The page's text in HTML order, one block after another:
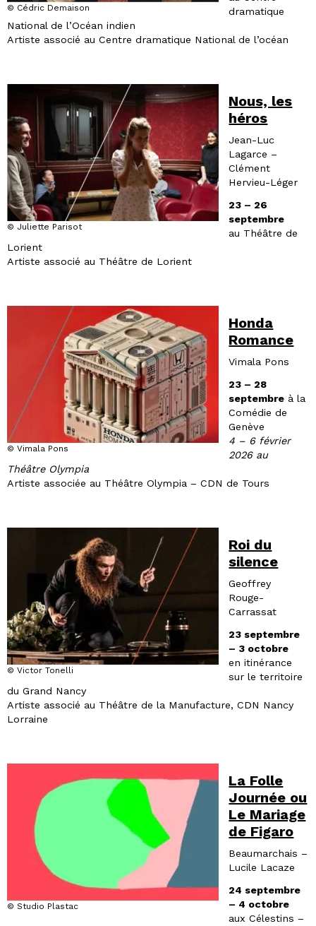
© Cédric Demaison
dramatique
National de l’Océan indien
Artiste associé au Centre dramatique National de l’océan
© Juliette Parisot
Nous, les
héros
Jean-Luc
Lagarce –
Clément
Hervieu-Léger
23 – 26
septembre
au Théâtre de
Lorient
Artiste associé au Théâtre de Lorient
© Vimala Pons
Honda
Romance
Vimala Pons
23 – 28
septembre à la
Comédie de
Genève
4 – 6 février
2026 au
Théâtre Olympia
Artiste associée au Théâtre Olympia – CDN de Tours
© Victor Tonelli
Roi du
silence
Geoffrey
Rouge-
Carrassat
23 septembre
– 3 octobre
en itinérance
sur le territoire
du Grand Nancy
Artiste associé au Théâtre de la Manufacture, CDN Nancy
Lorraine
© Studio Plastac
La Folle
Journée ou
Le Mariage
de Figaro
Beaumarchais –
Lucile Lacaze
24 septembre
– 4 octobre
aux Célestins –